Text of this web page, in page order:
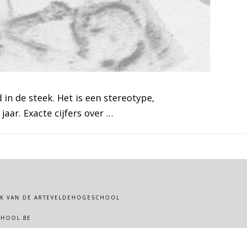
de steek. Het is een stereotype,
Exacte cijfers over …
DE ARTEVELDEHOGESCHOOL